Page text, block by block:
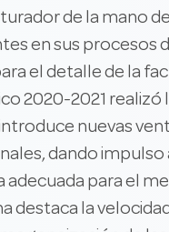
de la mano
en sus procesos
el detalle de la
2020-2021
nuevas
dando
adecuada para el
destaca la